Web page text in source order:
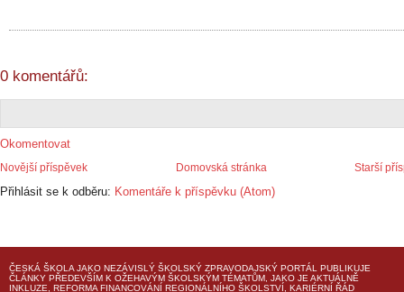
0 komentářů:
Okomentovat
Novější příspěvek Starší
Domovská stránka
Přihlásit se k odběru: Komentáře k příspěvku (Atom)
ČESKÁ ŠKOLA JAKO NEZÁVISLÝ ŠKOLSKÝ ZPRAVODAJSKÝ PORTÁL PUBLIKUJE
ČLÁNKY PŘEDEVŠÍM K OŽEHAVÝM ŠKOLSKÝM TÉMATŮM, JAKO JE AKTUÁLNĚ
INKLUZE, REFORMA FINANCOVÁNÍ REGIONÁLNÍHO ŠKOLSTVÍ, KARIÉRNÍ ŘÁD